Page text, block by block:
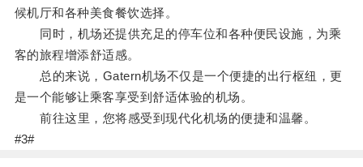
候机厅和各种美食餐饮选择。
同时，机场还提供充足的停车位和各种便民设施，为乘
客的旅程增添舒适感。
总的来说，Gatern机场不仅是一个便捷的出行枢纽，更
是一个能够让乘客享受到舒适体验的机场。
前往这里，您将感受到现代化机场的便捷和温馨。
#3#